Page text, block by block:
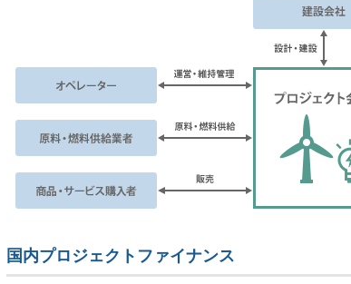
国内プロジェクトファイナンス